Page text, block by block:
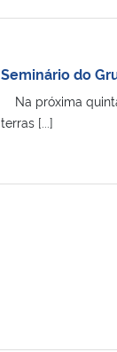
Seminário do
Na próxima
terras [...]